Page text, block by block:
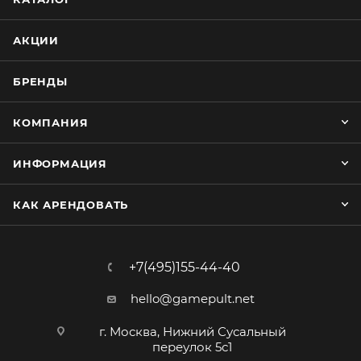
АКЦИИ
БРЕНДЫ
КОМПАНИЯ
ИНФОРМАЦИЯ
КАК АРЕНДОВАТЬ
+7(495)155-44-40
hello@gamepult.net
г. Москва, Нижний Сусальный
переулок 5с1